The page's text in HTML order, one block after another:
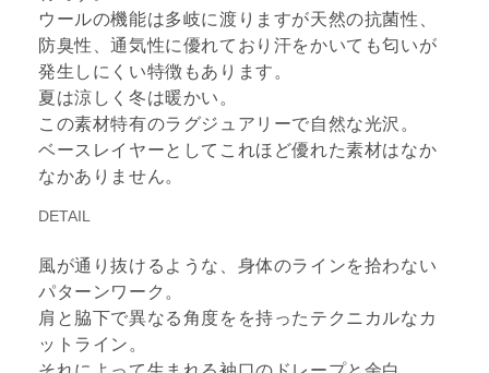
ウールの機能は多岐に渡りますが天然の抗菌性、
防臭性、通気性に優れており汗をかいても匂いが
発生しにくい特徴もあります。
夏は涼しく冬は暖かい。
この素材特有のラグジュアリーで自然な光沢。
ベースレイヤーとしてこれほど優れた素材はなか
なかありません。
DETAIL
風が通り抜けるような、身体のラインを拾わない
パターンワーク。
肩と脇下で異なる角度をを持ったテクニカルなカ
ットライン。